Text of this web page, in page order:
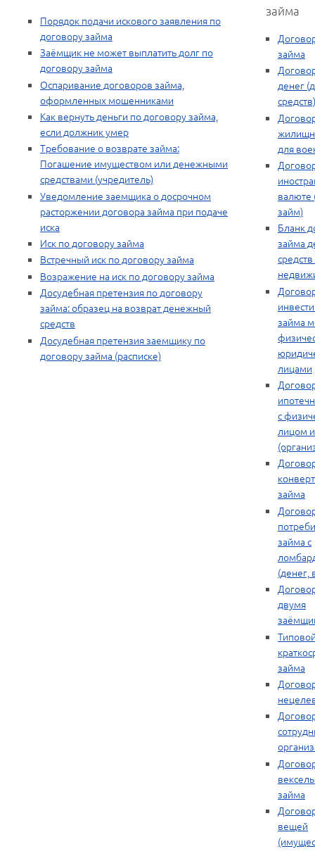
Порядок подачи искового заявления по
договору займа
Заёмщик не может выплатить долг по
договору займа
Оспаривание договоров займа,
оформленных мошенниками
Как вернуть деньги по договору займа,
если должник умер
Требование о возврате займа:
Погашение имуществом или денежными
средствами (учредитель)
Уведомление заемщика о досрочном
расторжении договора займа при подаче
иска
Иск по договору займа
Встречный иск по договору займа
Возражение на иск по договору займа
Досудебная претензия по договору
займа: образец на возврат денежный
средств
Досудебная претензия заемщику по
договору займа (расписке)
займа
займа
денег
средств)
для
валюте
займ)
Бланк
займа
займа
лицами
с
лицом
займа
займа с
(денег,
двумя
займа
займа
вещей